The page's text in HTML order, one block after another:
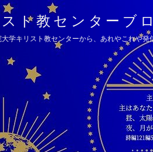
ト教センターブ
学キリスト教センターから、あれやこれや発